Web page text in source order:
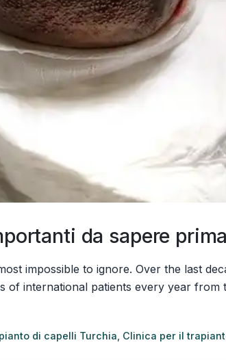
da sapere
impossible to ignore. Over the last
international patients every year from
di capelli Turchia, Clinica per il